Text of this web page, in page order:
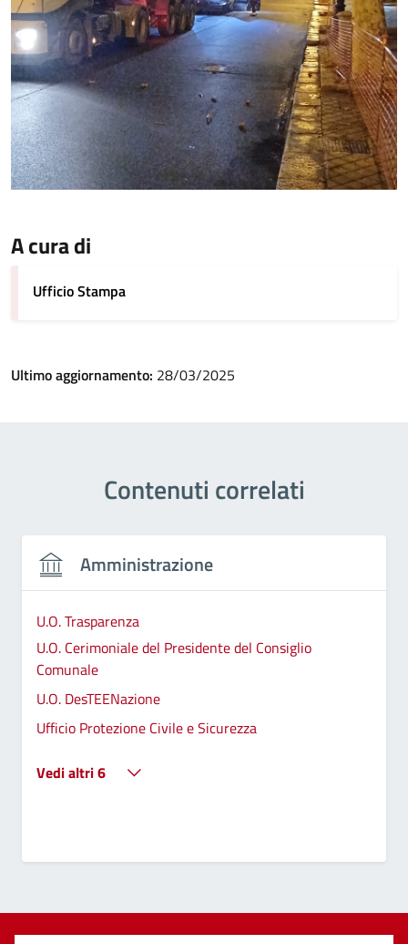
A cura di
Ufficio Stampa
Ultimo aggiornamento: 28/03/2025
Contenuti correlati
Amministrazione
U.O. Trasparenza
U.O. Cerimoniale del Presidente del Consiglio
Comunale
U.O. DesTEENazione
Ufficio Protezione Civile e Sicurezza
Vedi altri 6